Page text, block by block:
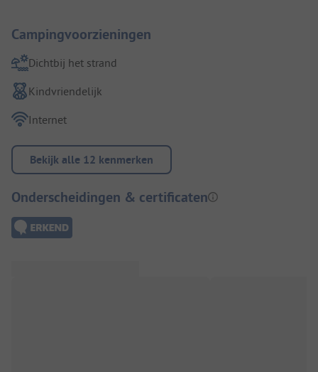
Campingvoorzieningen
Dichtbij het strand
Kindvriendelijk
Internet
Bekijk alle 12 kenmerken
Onderscheidingen & certificaten